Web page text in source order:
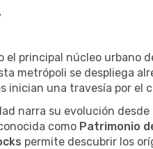
el principal núcleo urbano
metrópoli se despliega
inician una travesía por el
narra su evolución
como Patrimonio
permite descubrir los